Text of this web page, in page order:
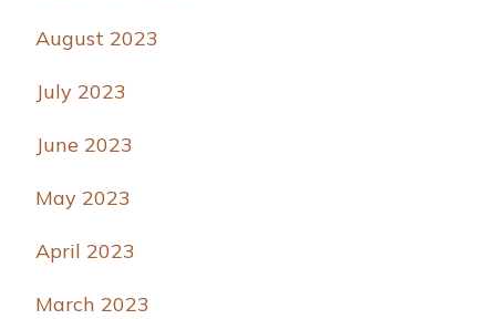
August 2023
July 2023
June 2023
May 2023
April 2023
March 2023